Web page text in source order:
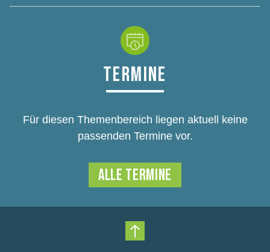
TERMINE
Für diesen Themenbereich liegen aktuell keine
passenden Termine vor.
ALLE TERMINE
Nach oben scrollen